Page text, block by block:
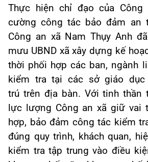
Thực hiện chỉ đạo của
cường công tác bảo đảm an
Công an xã Nam Thụy Anh
mưu UBND xã xây dựng kế
thời phối hợp các ban, ngành
kiểm tra tại các sở giáo
trú trên địa bàn. Với tinh thần
lực lượng Công an xã giữ vai
hợp, bảo đảm công tác kiểm
đúng quy trình, khách quan,
kiểm tra tập trung vào điều